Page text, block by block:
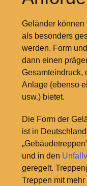
Geländer können
als besonders
werden. Form
dann einen
Gesamteindruck,
Anlage (ebenso
usw.) bietet.
Die Form der
ist in
und in den
geregelt.
Treppen mit